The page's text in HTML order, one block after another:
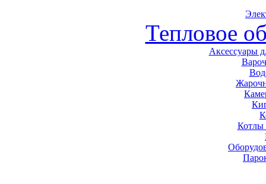
Тепловое
Аксессуары
Котлы